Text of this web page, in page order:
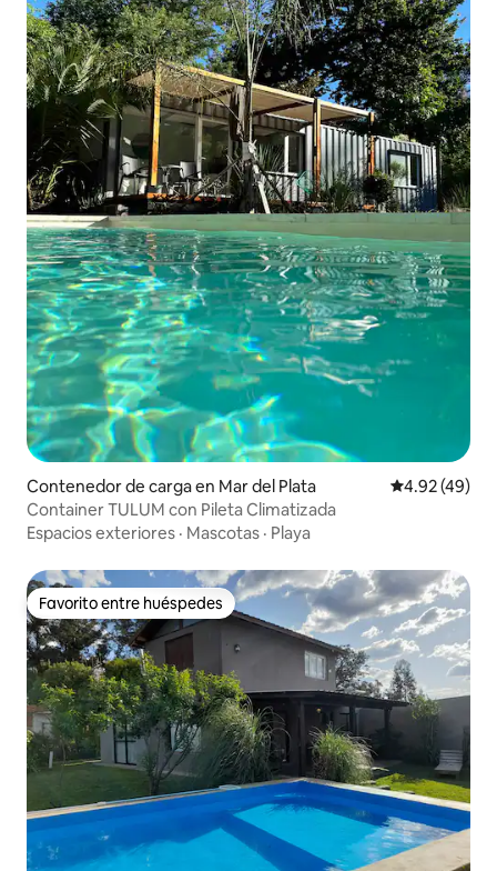
Contenedor de carga en Mar del Plata Calificación
4.92 (49)
Container TULUM con Pileta Climatizada
Espacios exteriores · Mascotas · Playa
Favorito entre huéspedes
Favorito entre huéspedes